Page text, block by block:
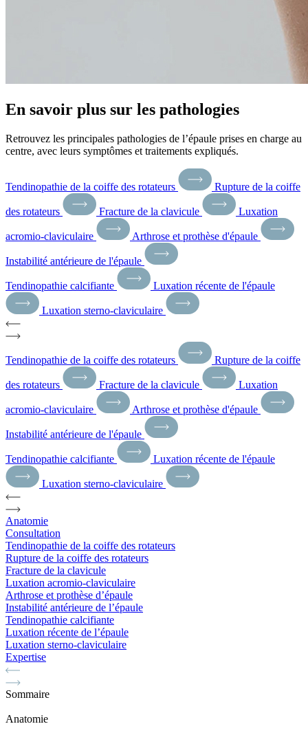
En savoir plus sur les pathologies
Retrouvez les principales pathologies de l’épaule prises en charge au
centre, avec leurs symptômes et traitements expliqués.
Tendinopathie de la coiffe des rotateurs Rupture de la coiffe
des rotateurs Fracture de la clavicule Luxation
acromio-claviculaire Arthrose et prothèse d'épaule
Instabilité antérieure de l'épaule
Tendinopathie calcifiante Luxation récente de l'épaule
Luxation sterno-claviculaire
Tendinopathie de la coiffe des rotateurs Rupture de la coiffe
des rotateurs Fracture de la clavicule Luxation
acromio-claviculaire Arthrose et prothèse d'épaule
Instabilité antérieure de l'épaule
Tendinopathie calcifiante Luxation récente de l'épaule
Luxation sterno-claviculaire
Anatomie
Consultation
Tendinopathie de la coiffe des rotateurs
Rupture de la coiffe des rotateurs
Fracture de la clavicule
Luxation acromio-claviculaire
Arthrose et prothèse d’épaule
Instabilité antérieure de l’épaule
Tendinopathie calcifiante
Luxation récente de l’épaule
Luxation sterno-claviculaire
Expertise
Sommaire
Anatomie